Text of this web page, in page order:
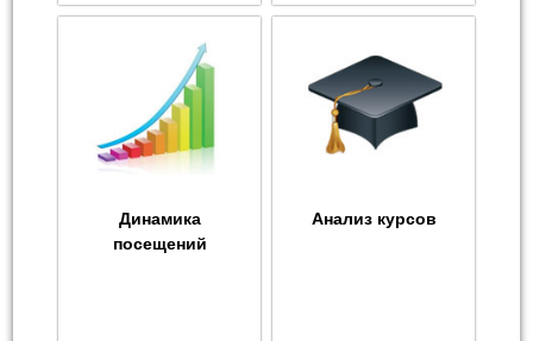
Динамика
посещений
Анализ курсов